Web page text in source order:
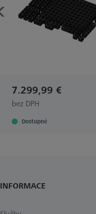
7.299,99 €
bez DPH
Dostupné
INFORMACE